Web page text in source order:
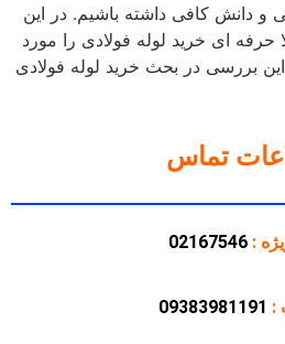
و دانش کافی داشته باشیم. در این
ای خرید لوله فولادی را مورد
بررسی در بحث خرید لوله فولادی
تماس
:
02167546
:
09383981191